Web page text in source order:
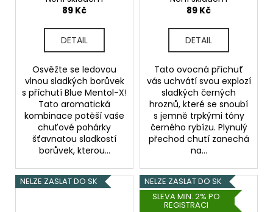
89 Kč
DETAIL
Osvěžte se ledovou
vlnou sladkých borůvek
s příchutí Blue Mentol-X!
Tato aromatická
kombinace potěší vaše
chuťové pohárky
šťavnatou sladkostí
borůvek, kterou...
89 Kč
DETAIL
Tato ovocná příchuť
vás uchvátí svou explozí
sladkých černých
hroznů, které se snoubí
s jemně trpkými tóny
černého rybízu. Plynulý
přechod chutí zanechá
na...
NELZE ZASLAT DO SK
NELZE ZASLAT DO SK
SLEVA MIN. 2% PO
REGISTRACI